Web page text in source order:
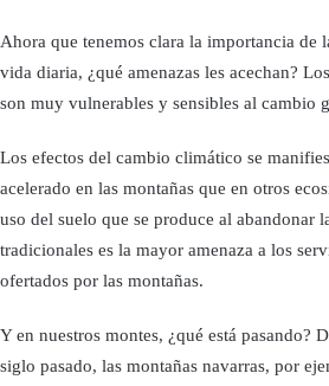
Ahora que tenemos clara la importancia de
vida diaria, ¿qué amenazas les acechan?
son muy vulnerables y sensibles al cambio
Los efectos del cambio climático se
acelerado en las montañas que en otros
uso del suelo que se produce al abandonar
tradicionales es la mayor amenaza a los
ofertados por las montañas.
Y en nuestros montes, ¿qué está pasando?
siglo pasado, las montañas navarras, por